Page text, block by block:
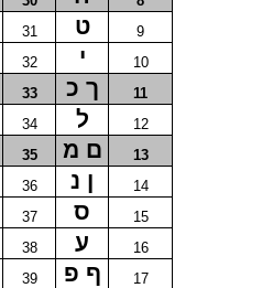
31 ט
9
32 י
10
33 ך כ
11
34 ל
12
35 ם מ
13
36 ן נ
14
37 ס
15
38 ע
16
39 ף פ
17